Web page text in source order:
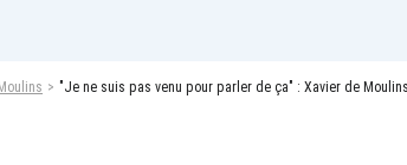
"Je ne suis pas venu pour parler de ça" : Xavier de